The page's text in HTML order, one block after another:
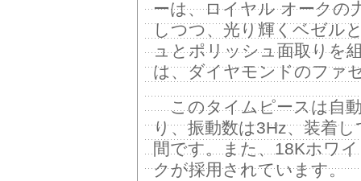
ーは、ロイヤル オークの
しつつ、光り輝くベゼル
ュとポリッシュ面取りを
は、ダイヤモンドのファ
このタイムピースは自
り、振動数は3Hz、装着
間です。また、18Kホワ
クが採用されています。